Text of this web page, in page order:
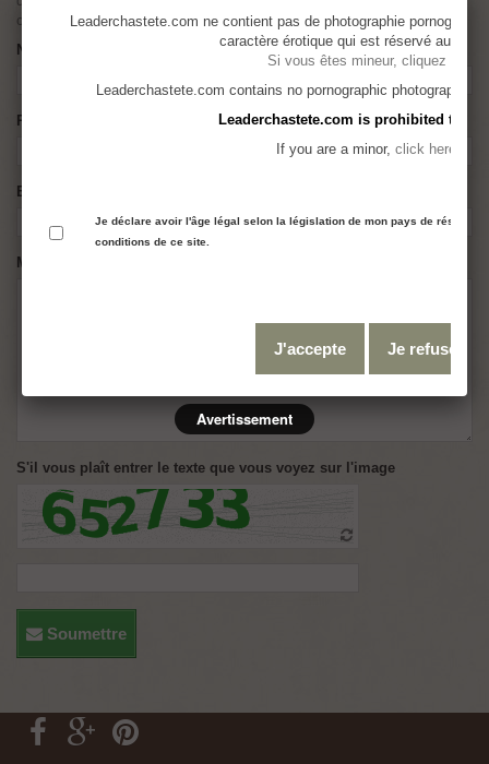
contacts précédents
Nom
Prénom
Email
Message
S'il vous plaît entrer le texte que vous voyez sur l'image
Soumettre
Leaderchastete.com ne contient pas de photographie
caractère érotique qui est réservé aux
Si vous êtes mineur, cliquez ici
Leaderchastete.com contains no pornographic photography
Leaderchastete.com is prohibited to
If you are a minor, click here
Je déclare avoir l'âge légal selon la législation de mon pays de
conditions de ce site.
J'accepte Je refuse
Avertissement